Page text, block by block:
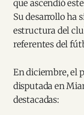
que ascendió
Su desarrollo ha
estructura del
referentes del
En diciembre, el
disputada en
destacadas: